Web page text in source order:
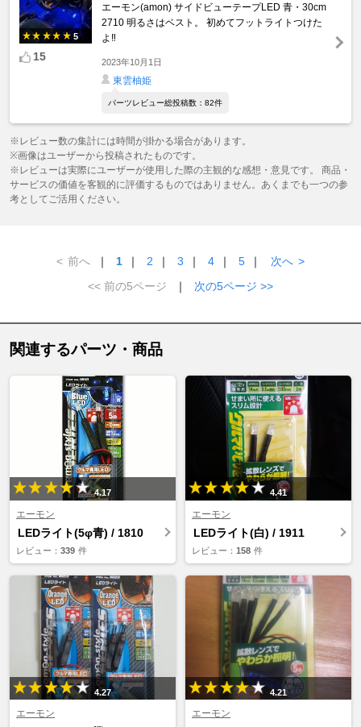
5
15
エーモン(amon) サイドビューテープLED 青・30cm
2710 明るさはベスト。 初めてフットライトつけた
よ‼️
2023年10月1日
東雲柚姫
パーツレビュー総投稿数：82件
※レビュー数の集計には時間が掛かる場合があります。
※画像はユーザーから投稿されたものです。
※レビューは実際にユーザーが使用した際の主観的な感想・意見です。 商品・
サービスの価値を客観的に評価するものではありません。あくまでも一つの参
考としてご活用ください。
< 前へ ｜ 1 ｜ 2 ｜ 3 ｜ 4 ｜ 5 ｜ 次へ >
<< 前の5ページ
｜ 次の5ページ >>
関連するパーツ・商品
4.17
エーモン
LEDライト(5φ青) / 1810
レビュー： 339 件
4.41
エーモン
LEDライト(白) / 1911
レビュー： 158 件
4.27
エーモン
4.21
エーモン